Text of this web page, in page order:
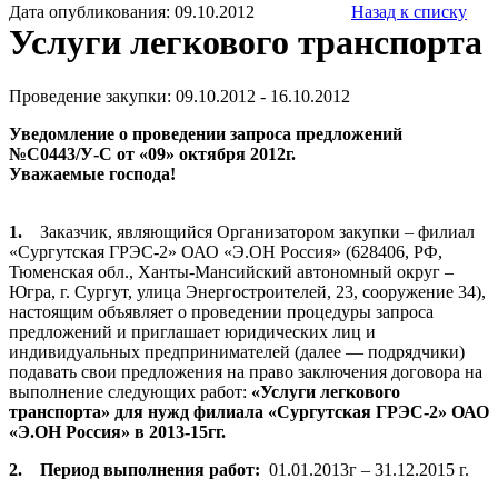
Дата опубликования: 09.10.2012 Назад к списку
Услуги легкового транспорта
Проведение закупки: 09.10.2012 - 16.10.2012
Уведомление о проведении запроса предложений
№С0443/У-С от «09» октября 2012г.
Уважаемые господа!
1. Заказчик, являющийся Организатором закупки – филиал
«Сургутская ГРЭС-2» ОАО «Э.ОН Россия» (628406, РФ,
Тюменская обл., Ханты-Мансийский автономный округ –
Югра, г. Сургут, улица Энергостроителей, 23, сооружение 34),
настоящим объявляет о проведении процедуры запроса
предложений и приглашает юридических лиц и
индивидуальных предпринимателей (далее — подрядчики)
подавать свои предложения на право заключения договора на
выполнение следующих работ: «Услуги легкового
транспорта» для нужд филиала «Сургутская ГРЭС-2» ОАО
«Э.ОН Россия» в 2013-15гг.
2.
Период выполнения работ: 01.01.2013г – 31.12.2015 г.